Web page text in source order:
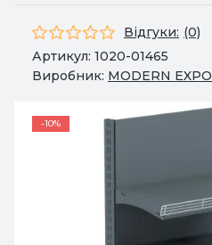
Відгуки: (0)
Артикул: 1020-01465
Виробник: MODERN EXPO
-10%